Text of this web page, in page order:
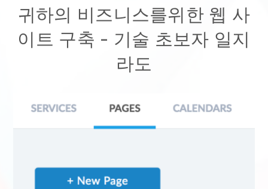
귀하의 비즈니스를위한 웹 사
이트 구축 - 기술 초보자 일지
라도